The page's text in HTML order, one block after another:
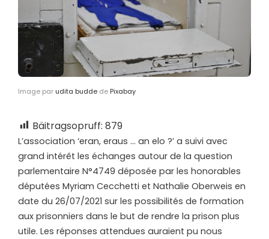
Image par udita budde de Pixabay
Bäitragsopruff: 879
L’association ‘eran, eraus … an elo ?’ a suivi avec
grand intérêt les échanges autour de la question
parlementaire N°4749 déposée par les honorables
députées Myriam Cecchetti et Nathalie Oberweis en
date du 26/07/2021 sur les possibilités de formation
aux prisonniers dans le but de rendre la prison plus
utile. Les réponses attendues auraient pu nous